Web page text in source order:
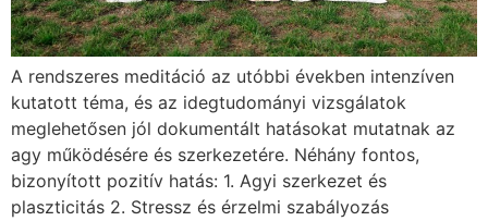
A rendszeres meditáció az utóbbi években intenzíven
kutatott téma, és az idegtudományi vizsgálatok
meglehetősen jól dokumentált hatásokat mutatnak az
agy működésére és szerkezetére. Néhány fontos,
bizonyított pozitív hatás: 1. Agyi szerkezet és
plaszticitás 2. Stressz és érzelmi szabályozás